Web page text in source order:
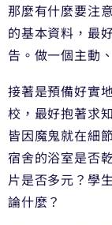
那麼有什麼要注
的基本資料，最
告。做一個主動
接著是預備好實
校，最好抱著求
皆因魔鬼就在細
宿舍的浴室是否
片是否多元？學
論什麼？